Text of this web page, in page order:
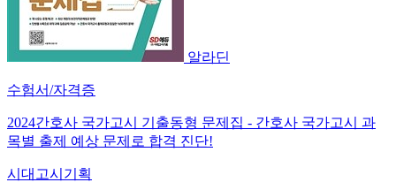
알라딘
수험서/자격증
2024간호사 국가고시 기출동형 문제집 - 간호사 국가고시 과
목별 출제 예상 문제로 합격 진단!
시대고시기획